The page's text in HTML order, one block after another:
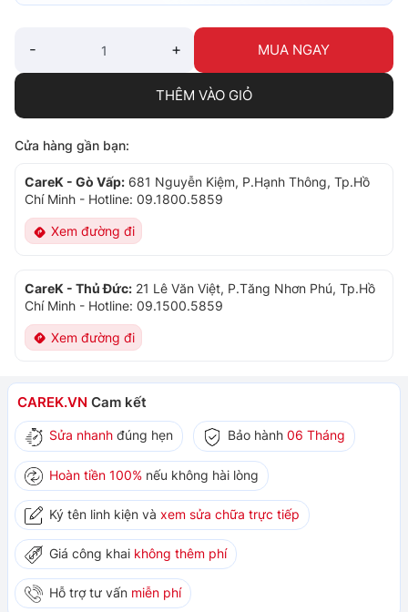
- + MUA NGAY
THÊM VÀO GIỎ
Cửa hàng gần bạn:
CareK - Gò Vấp: 681 Nguyễn Kiệm, P.Hạnh Thông, Tp.Hồ
Chí Minh - Hotline: 09.1800.5859
Xem đường đi
CareK - Thủ Đức: 21 Lê Văn Việt, P.Tăng Nhơn Phú, Tp.Hồ
Chí Minh - Hotline: 09.1500.5859
Xem đường đi
CAREK.VN Cam kết
Sửa nhanh đúng hẹn Bảo hành 06 Tháng
Hoàn tiền 100% nếu không hài lòng
Ký tên linh kiện và xem sửa chữa trực tiếp
Giá công khai không thêm phí
Hỗ trợ tư vấn miễn phí